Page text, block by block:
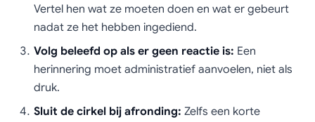
Vertel hen wat ze moeten doen en wat er gebeurt
nadat ze het hebben ingediend.
Volg beleefd op als er geen reactie is: Een
herinnering moet administratief aanvoelen, niet als
druk.
Sluit de cirkel bij afronding: Zelfs een korte